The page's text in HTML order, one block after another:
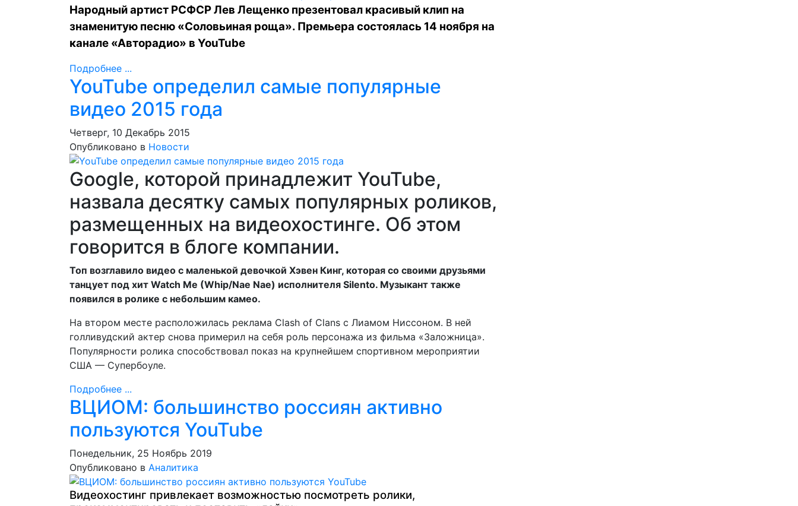
Народный артист РСФСР Лев Лещенко презентовал красивый клип на
знаменитую песню «Соловьиная роща». Премьера состоялась 14 ноября на
канале «Авторадио» в YouTube
Подробнее ...
YouTube определил самые популярные
видео 2015 года
Четверг, 10 Декабрь 2015
Опубликовано в Новости
Google, которой принадлежит YouTube,
назвала десятку самых популярных роликов,
размещенных на видеохостинге. Об этом
говорится в блоге компании.
Топ возглавило видео с маленькой девочкой Хэвен Кинг, которая со своими друзьями
танцует под хит Watch Me (Whip/Nae Nae) исполнителя Silento. Музыкант также
появился в ролике с небольшим камео.
На втором месте расположилась реклама Clash of Clans с Лиамом Ниссоном. В ней
голливудский актер снова примерил на себя роль персонажа из фильма «Заложница».
Популярности ролика способствовал показ на крупнейшем спортивном мероприятии
США — Супербоуле.
Подробнее ...
ВЦИОМ: большинство россиян активно
пользуются YouTube
Понедельник, 25 Ноябрь 2019
Опубликовано в Аналитика
Видеохостинг привлекает возможностью посмотреть ролики,